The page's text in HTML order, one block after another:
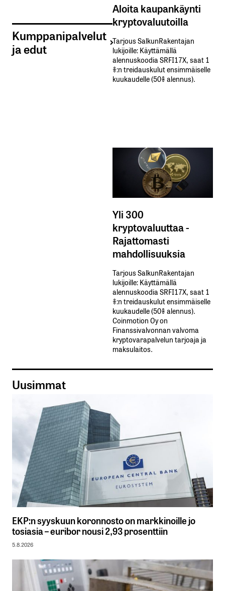
Kumppanipalvelut
ja edut
Aloita kaupankäynti
kryptovaluutoilla
Tarjous SalkunRakentajan
lukijoille: Käyttämällä​ ​
alennuskoodia​ ​SRFI17X,​ ​saat​ ​1
%:n treidauskulut​ ​ensimmäiselle​ ​
kuukaudelle​ ​(50%​ ​alennus).
Yli 300
kryptovaluuttaa -
Rajattomasti
mahdollisuuksia
Tarjous SalkunRakentajan
lukijoille: Käyttämällä​ ​
alennuskoodia​ ​SRFI17X,​ ​saat​ ​1
%:n treidauskulut​ ​ensimmäiselle​ ​
kuukaudelle​ ​(50%​ ​alennus).
Coinmotion Oy on
Finanssivalvonnan valvoma
kryptovarapalvelun tarjoaja ja
maksulaitos.
Uusimmat
EKP:n syyskuun koronnosto on markkinoille jo
tosiasia – euribor nousi 2,93 prosenttiin
5.8.2026